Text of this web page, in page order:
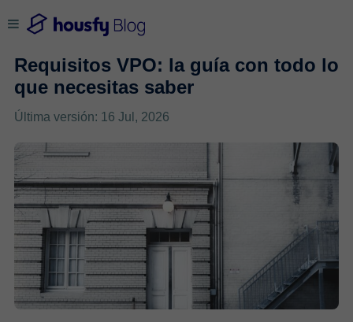
Requisitos VPO: la guía con todo lo
que necesitas saber
Última versión: 16 Jul, 2026